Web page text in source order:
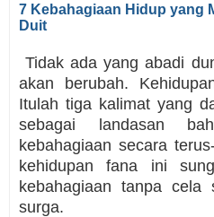
7 Kebahagiaan Hidup yang
Duit
Tidak ada yang abadi
akan berubah.
Itulah tiga kalimat yang
sebagai landasan
kebahagiaan secara
kehidupan fana ini
kebahagiaan tanpa cela
surga.